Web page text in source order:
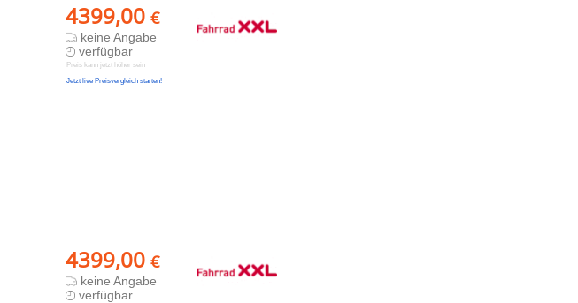
4399,00 €
keine Angabe
verfügbar
Preis kann jetzt höher sein
Jetzt live Preisvergleich starten!
4399,00 €
keine Angabe
verfügbar